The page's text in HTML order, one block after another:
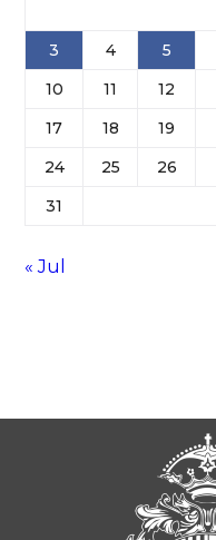
3
4 5
10
11 12
17
18 19
24
25 26
31
« Jul